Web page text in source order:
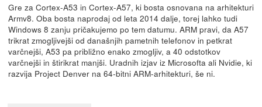
Gre za Cortex-A53 in Cortex-A57, ki bosta osnovana na arhitekturi
Armv8. Oba bosta naprodaj od leta 2014 dalje, torej lahko tudi
Windows 8 zanju pričakujemo po tem datumu. ARM pravi, da A57
trikrat zmogljivejši od današnjih pametnih telefonov in petkrat
varčnejši, A53 pa približno enako zmogljiv, a 40 odstotkov
varčnejši in štirikrat manjši. Uradnih izjav iz Microsofta ali Nvidie, ki
razvija Project Denver na 64-bitni ARM-arhitekturi, še ni.